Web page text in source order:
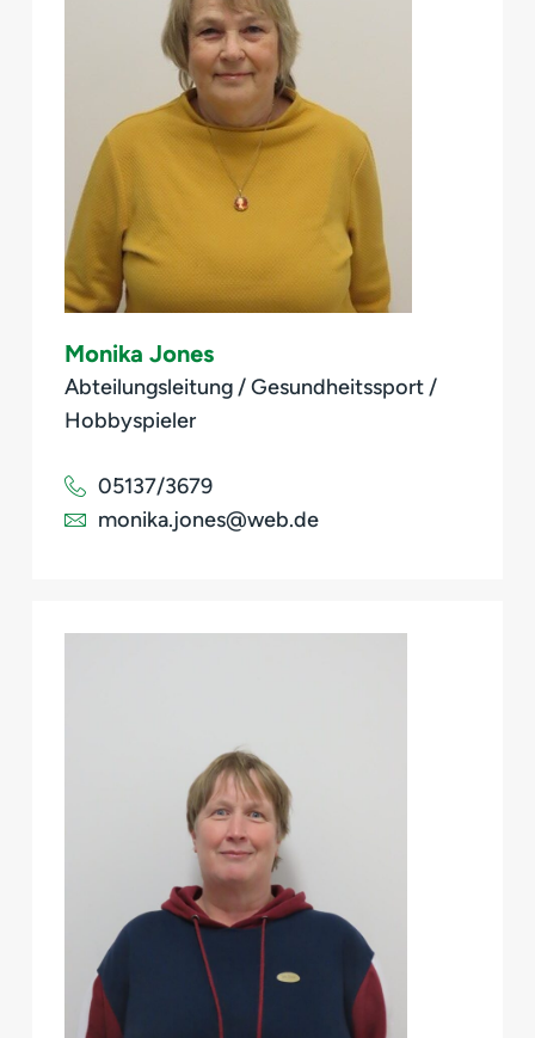
Monika Jones
Abteilungsleitung / Gesundheitssport /
Hobbyspieler
05137/3679
monika.jones@web.de